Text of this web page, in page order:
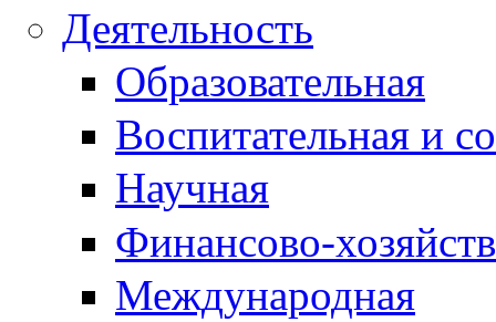
Деятельность
Образовательная
Воспитательная и
Научная
Финансово-
Международная